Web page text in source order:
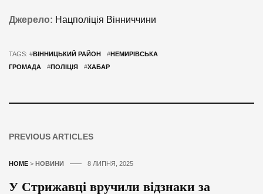
Джерело: Нацполіція Вінниччини
TAGS: #ВІННИЦЬКИЙ РАЙОН #НЕМИРІВСЬКА
ГРОМАДА
#ПОЛІЦІЯ #ХАБАР
PREVIOUS ARTICLES
HOME > НОВИНИ 8 ЛИПНЯ, 2025
У Стрижавці вручили відзнаки за